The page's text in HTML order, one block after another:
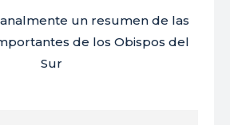
un resumen de las
de los Obispos del
Sur